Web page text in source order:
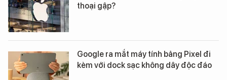
thoại gập?
Google ra mắt máy tính bảng Pixel đi
kèm với dock sạc không dây độc đáo